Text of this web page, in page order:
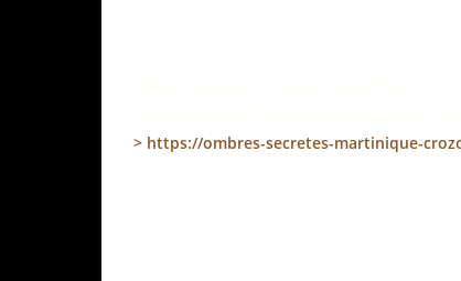
> https://ombres-secretes-martinique-